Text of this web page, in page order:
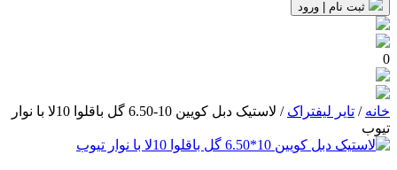
0
خانه / تایر لیفتراک
/ لاستیک دبل کویین 10-6.50 گل باقلوا 10لا با نوار
تیوب